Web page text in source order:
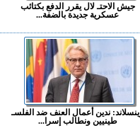
جيش الاحتـ لال يقرر الدفع بكتائب
عسكرية جديدة بالضفة...
ندين أعمال العنف ضد الفلسـ
طينيين ونطالب إسرا...